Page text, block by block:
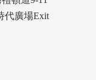
代廣場Exit